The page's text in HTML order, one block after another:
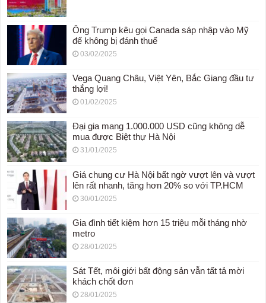
Ông Trump kêu gọi Canada sáp nhập vào Mỹ
để không bị đánh thuế
03/02/2025
Vega Quang Châu, Việt Yên, Bắc Giang đầu tư
thắng lợi!
01/02/2025
Đại gia mang 1.000.000 USD cũng không dễ
mua được Biệt thự Hà Nội
31/01/2025
Giá chung cư Hà Nội bất ngờ vượt lên và vượt
lên rất nhanh, tăng hơn 20% so với TP.HCM
30/01/2025
Gia đình tiết kiệm hơn 15 triệu mỗi tháng nhờ
metro
28/01/2025
Sát Tết, môi giới bất động sản vẫn tất tả mời
khách chốt đơn
28/01/2025